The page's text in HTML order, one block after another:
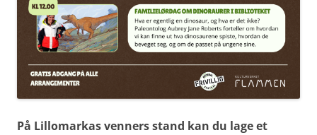
På Lillomarkas venners stand kan du lage et